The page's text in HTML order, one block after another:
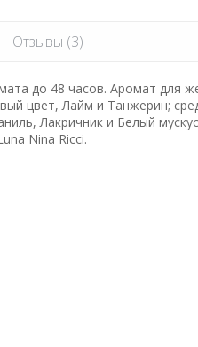
Отзывы (3)
до 48 часов. Аромат для
цвет, Лайм и Танжерин;
Лакричник и Белый
Nina Ricci.